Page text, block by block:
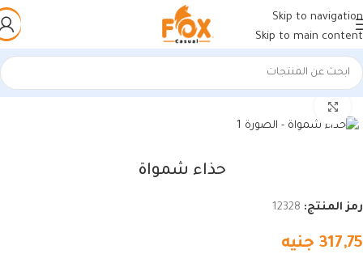
Skip to navigation
Skip to main content
الرئيسية/أحذية رجالي/أحذية رجالي
حذاء شمواة
رمز المنتج: 12328
317,75 جنيه